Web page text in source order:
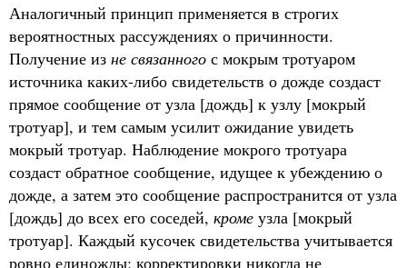
Аналогичный принцип применяется в строгих
вероятностных рассуждениях о причинности.
Получение из не связанного с мокрым тротуаром
источника каких-либо свидетельств о дожде создаст
прямое сообщение от узла [дождь] к узлу [мокрый
тротуар], и тем самым усилит ожидание увидеть
мокрый тротуар. Наблюдение мокрого тротуара
создаст обратное сообщение, идущее к убеждению о
дожде, а затем это сообщение распространится от узла
[дождь] до всех его соседей, кроме узла [мокрый
тротуар]. Каждый кусочек свидетельства учитывается
ровно единожды; корректировки никогда не